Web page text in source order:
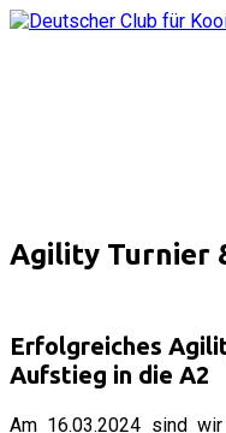
Agility Turnier
Erfolgreiches
Aufstieg in die A2
Am 16.03.2024 sind